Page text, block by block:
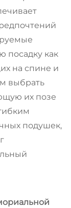
посадку как
на спине и
выбрать
их позе
подушек,